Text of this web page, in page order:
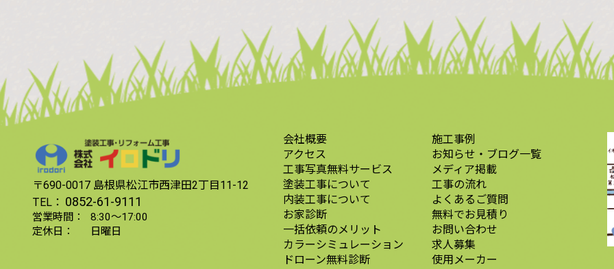
〒690-0017 島根県松江市西津田2丁目11-12
TEL： 0852-61-9111
営業時間：
8:30〜17:00
定休日：
日曜日
会社概要
アクセス
工事写真無料サービス
塗装工事について
内装工事について
お家診断
一括依頼のメリット
カラーシミュレーション
ドローン無料診断
施工事例
お知らせ・ブログ一覧
メディア掲載
工事の流れ
よくあるご質問
無料でお見積り
お問い合わせ
求人募集
使用メーカー